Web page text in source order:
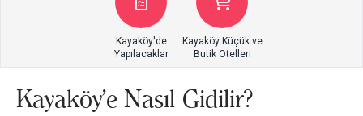
Kayaköy'de
Yapılacaklar
Kayaköy Küçük ve
Butik Otelleri
Kayaköy'e Nasıl Gidilir?